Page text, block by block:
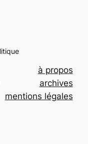
à propos
archives
mentions légales